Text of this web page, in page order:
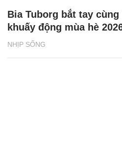
NHỊP SỐNG
Bia Tuborg bắt tay
khuấy động mùa hè